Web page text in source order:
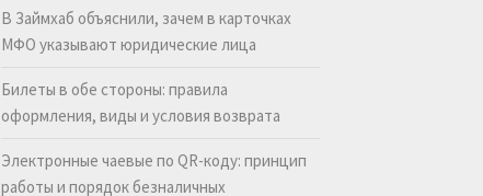
В Займхаб объяснили, зачем в карточках
МФО указывают юридические лица
Билеты в обе стороны: правила
оформления, виды и условия возврата
Электронные чаевые по QR-коду: принцип
работы и порядок безналичных